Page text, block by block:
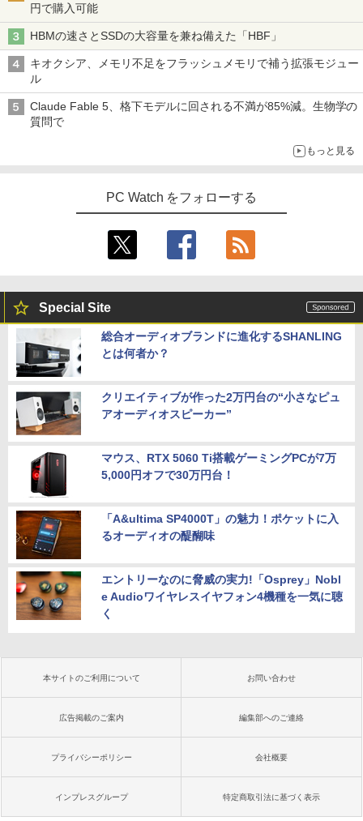
円で購入可能
HBMの速さとSSDの大容量を兼ね備えた「HBF」
キオクシア、メモリ不足をフラッシュメモリで補う拡張モジュー
ル
Claude Fable 5、格下モデルに回される不満が85%減。生物学の
質問で
もっと見る
PC Watch をフォローする
Special Site
総合オーディオブランドに進化するSHANLING
とは何者か？
クリエイティブが作った2万円台の“小さなピュ
アオーディオスピーカー”
マウス、RTX 5060 Ti搭載ゲーミングPCが7万
5,000円オフで30万円台！
「A&ultima SP4000T」の魅力！ポケットに入
るオーディオの醍醐味
エントリーなのに脅威の実力!「Osprey」Nobl
e Audioワイヤレスイヤフォン4機種を一気に聴
く
本サイトのご利用について お問い合わせ
広告掲載のご案内 編集部へのご連絡
プライバシーポリシー 会社概要
インプレスグループ 特定商取引法に基づく表示